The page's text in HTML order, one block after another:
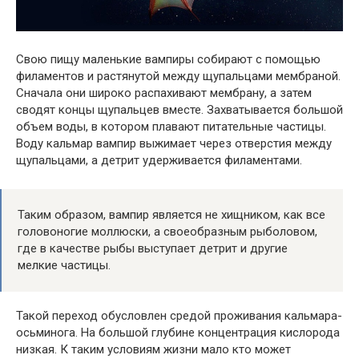
Свою пищу маленькие вампиры собирают с помощью
филаментов и растянутой между щупальцами мембраной.
Сначала они широко распахивают мембрану, а затем
сводят концы щупальцев вместе. Захватывается большой
объем воды, в котором плавают питательные частицы.
Воду кальмар вампир выжимает через отверстия между
щупальцами, а детрит удерживается филаментами.
Таким образом, вампир является не хищником, как все
головоногие моллюски, а своеобразным рыболовом,
где в качестве рыбы выступает детрит и другие
мелкие частицы.
Такой переход обусловлен средой проживания кальмара-
осьминога. На большой глубине концентрация кислорода
низкая. К таким условиям жизни мало кто может